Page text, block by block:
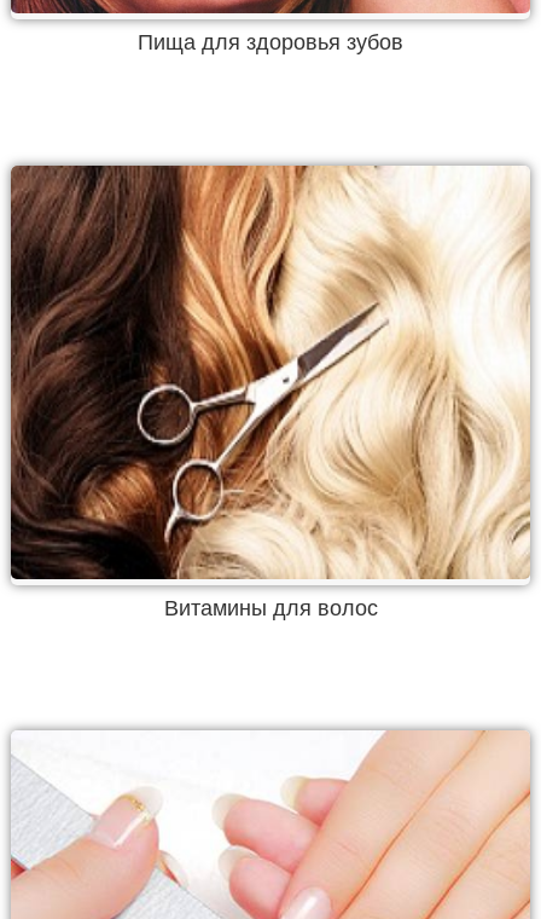
Пища для здоровья зубов
Витамины для волос